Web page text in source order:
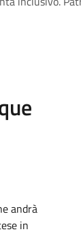
andrà
in